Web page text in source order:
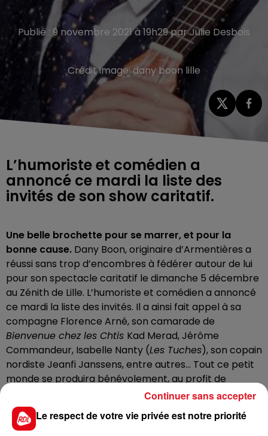
Publié : 9 novembre 2021 à 19h29 par Julie Desbois
Crédit image:dany boon lille
L’humoriste et comédien a
annoncé ce mardi la liste des
invités de son show caritatif.
Une belle brochette pour se marrer, et pour la
bonne cause. Dany Boon, originaire d’Armentières a
réussi sans trop d’encombres à fédérer autour de lui
pour son spectacle caritatif le dimanche 5 décembre
au Zénith de Lille. L’humoriste et comédien a annoncé
ce mardi la liste des invités. Il a ainsi fait appel à sa
compagne Florence Arné, son camarade de
Bienvenue chez les Chtis Kad Merad, Jérôme
Commandeur, Isabelle Nanty (Les Tuches), son copain
nordiste Jeanfi Janssens, entre autres… Tout ce petit
monde se produira bénévolement, au profit de
plusieurs associations de la région*, via le Ch’ti Fonds
et la Fondation de France.
Les billets sont en vente sur le
Le respect de votre vie privée est notre priorité
Continuer sans accepter